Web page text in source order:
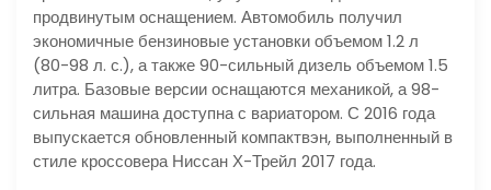
продвинутым оснащением. Автомобиль получил
экономичные бензиновые установки объемом 1.2 л
(80-98 л. с.), а также 90-сильный дизель объемом 1.5
литра. Базовые версии оснащаются механикой, а 98-
сильная машина доступна с вариатором. С 2016 года
выпускается обновленный компактвэн, выполненный в
стиле кроссовера Ниссан Х-Трейл 2017 года.